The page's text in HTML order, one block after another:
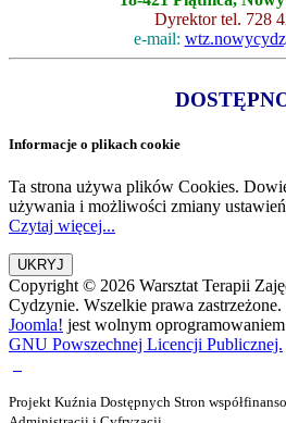
Dyrektor tel. 728
e-mail:
Informacje o plikach cookie
Ta strona używa plików Cookies.
używania i możliwości zmiany
Czytaj więcej...
Copyright © 2026 Warsztat Terapii
Cydzynie. Wszelkie prawa zastrzeżone.
Joomla! jest wolnym
GNU Powszechnej Licencji Publicznej.
Projekt Kuźnia Dostępnych Stron